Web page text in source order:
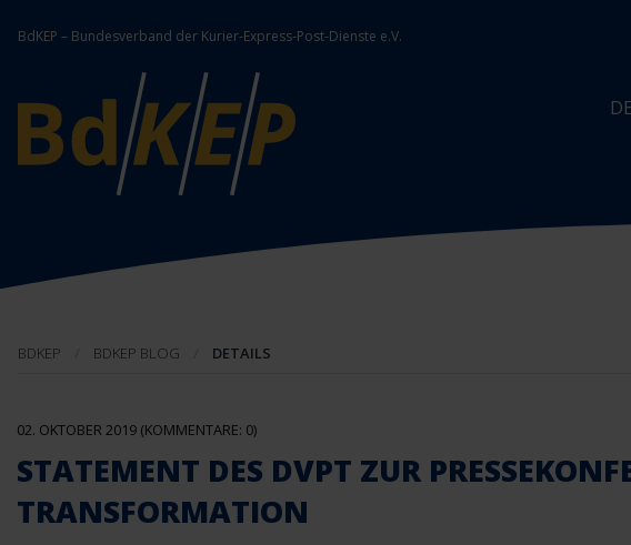
BdKEP – Bundesverband der Kurier-Express-Post-Dienste e.V.
BDKEP BDKEP BLOG DETAILS
02. OKTOBER 2019 (KOMMENTARE: 0)
STATEMENT DES DVPT ZUR
TRANSFORMATION